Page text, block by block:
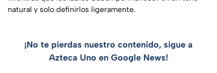
natural y solo definirlos ligeramente.
¡No te pierdas nuestro contenido, sigue a
Azteca Uno en Google News!